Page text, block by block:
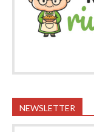
NEWSLETTER